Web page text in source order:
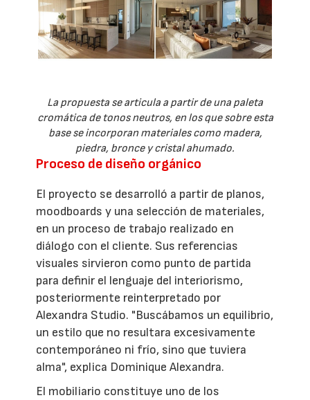
La propuesta se articula a partir de una paleta
cromática de tonos neutros, en los que sobre esta
base se incorporan materiales como madera,
piedra, bronce y cristal ahumado.
Proceso de diseño orgánico
El proyecto se desarrolló a partir de planos,
moodboards y una selección de materiales,
en un proceso de trabajo realizado en
diálogo con el cliente. Sus referencias
visuales sirvieron como punto de partida
para definir el lenguaje del interiorismo,
posteriormente reinterpretado por
Alexandra Studio. "Buscábamos un equilibrio,
un estilo que no resultara excesivamente
contemporáneo ni frío, sino que tuviera
alma", explica Dominique Alexandra.
El mobiliario constituye uno de los